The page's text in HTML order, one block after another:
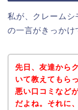
私が、クレームシ
の一言がきっかけ
先日、友達から
いて教えてもら
悪い口コミなど
だよね。それに